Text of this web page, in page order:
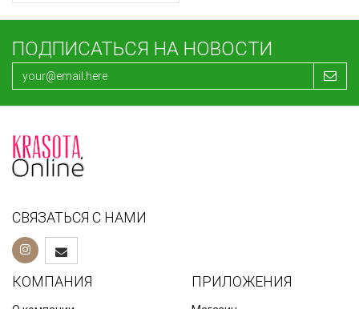
ПОДПИСАТЬСЯ НА НОВОСТИ
СВЯЗАТЬСЯ С НАМИ
КОМПАНИЯ ПРИЛОЖЕНИЯ